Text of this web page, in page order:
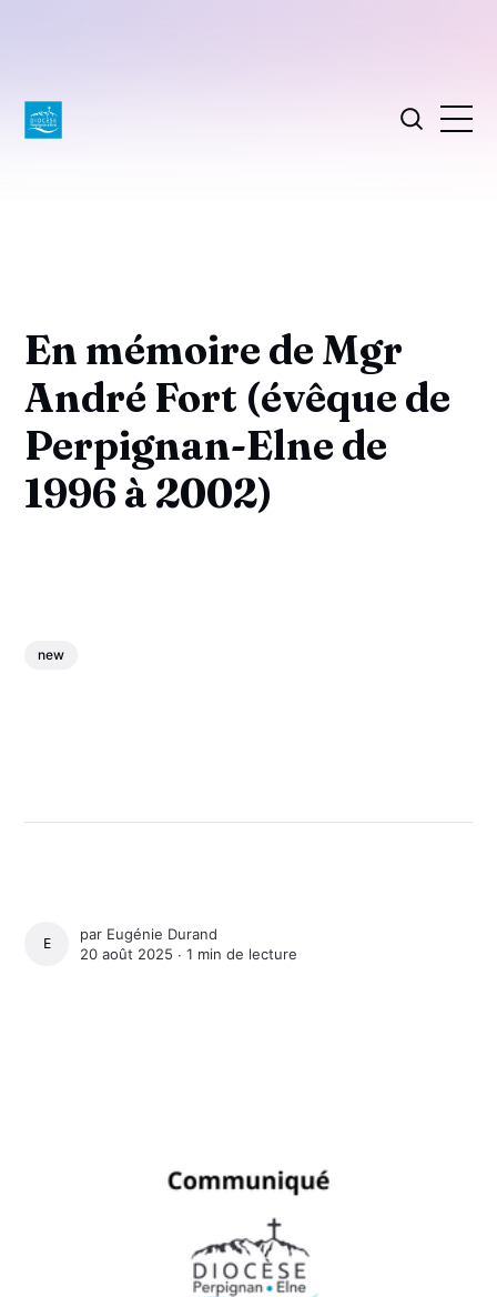
En mémoire de Mgr
André Fort (évêque de
Perpignan-Elne de
1996 à 2002)
new
EUGÉNIE DURAND
par Eugénie Durand
20 août 2025 ∙1 min de lecture